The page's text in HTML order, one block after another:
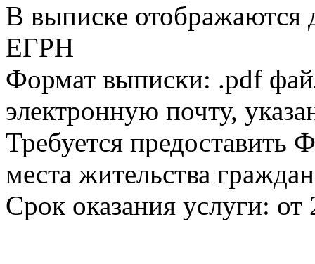
В выписке
ЕГРН
Формат выписки: .pdf
электронную почту,
Требуется
места жительства
Срок оказания услуги: от